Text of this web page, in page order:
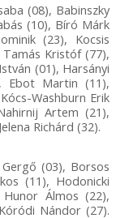
(08), Babinszky
(10), Bíró Márk
(23), Kocsis
Kristóf (77),
(01), Harsányi
Ebot Martin (11),
Washburn Erik
Artem (21),
Richárd (32).
(03), Borsos
(11), Hodonicki
Álmos (22),
Nándor (27).